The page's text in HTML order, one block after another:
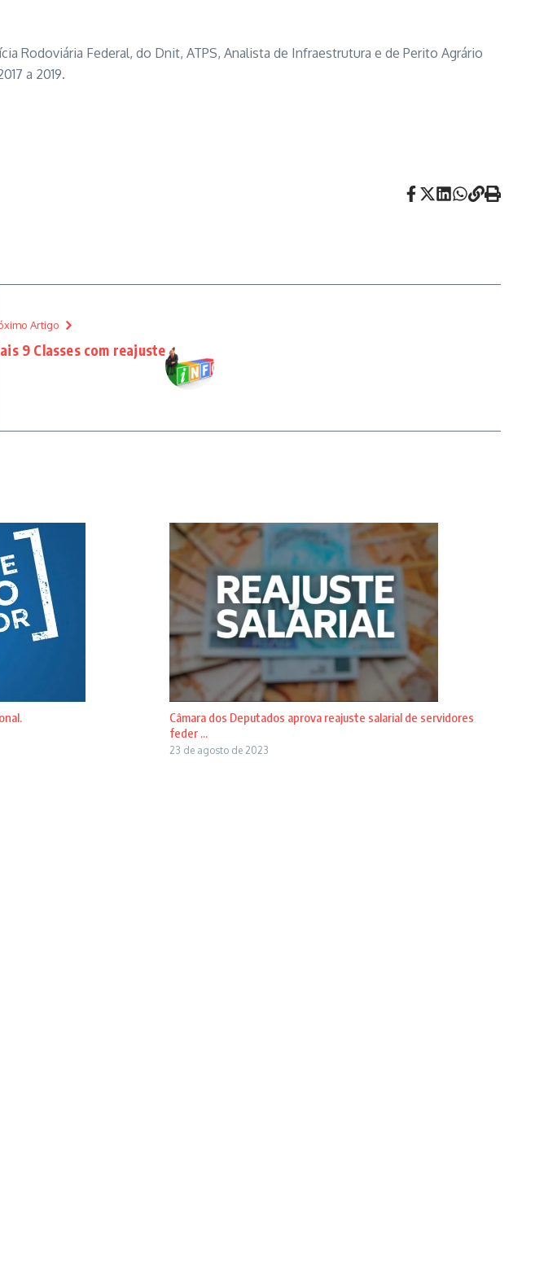
Rodoviária Federal, do Dnit, ATPS, Analista de Infraestrutura e de Perito Agrário
a 2019.
Artigo
9 Classes com reajuste
Câmara dos Deputados aprova reajuste salarial de servidores
feder ...
23 de agosto de 2023